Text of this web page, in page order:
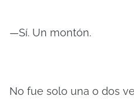
—Sí. Un montón.
No fue solo una o dos